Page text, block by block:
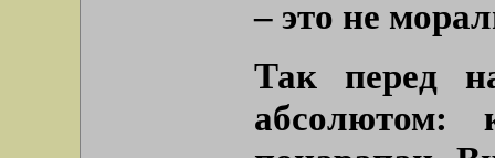
– это не
Так перед